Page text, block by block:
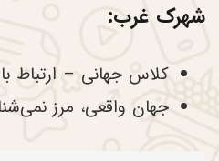
شهرک غرب:
کلاس جهانی – ارتباط
جهان واقعی، مرز